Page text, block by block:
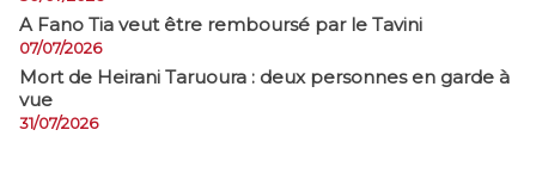
A Fano Tia veut être remboursé par le Tavini
07/07/2026
Mort de Heirani Taruoura : deux personnes en garde à
vue
31/07/2026